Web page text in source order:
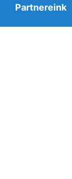
Partnereink